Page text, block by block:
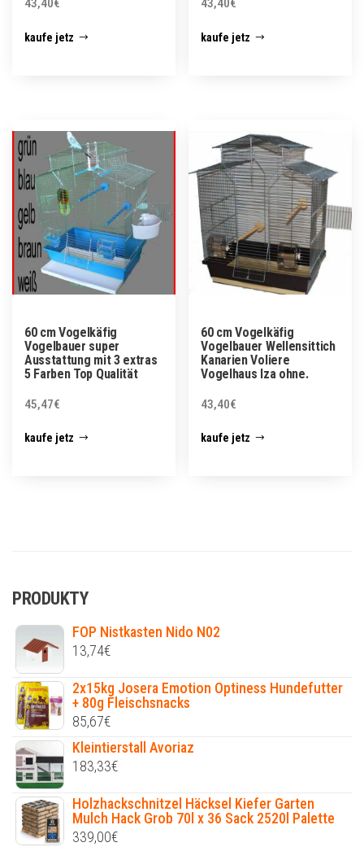
43,40€
kaufe jetz
43,40€
kaufe jetz
60 cm Vogelkäfig
Vogelbauer super
Ausstattung mit 3 extras
5 Farben Top Qualität
45,47€
kaufe jetz
60 cm Vogelkäfig
Vogelbauer Wellensittich
Kanarien Voliere
Vogelhaus Iza ohne.
43,40€
kaufe jetz
PRODUKTY
FOP Nistkasten Nido N02
13,74€
2x15kg Josera Emotion Optiness Hundefutter
+ 80g Fleischsnacks
85,67€
Kleintierstall Avoriaz
183,33€
Holzhackschnitzel Häcksel Kiefer Garten
Mulch Hack Grob 70l x 36 Sack 2520l Palette
339,00€